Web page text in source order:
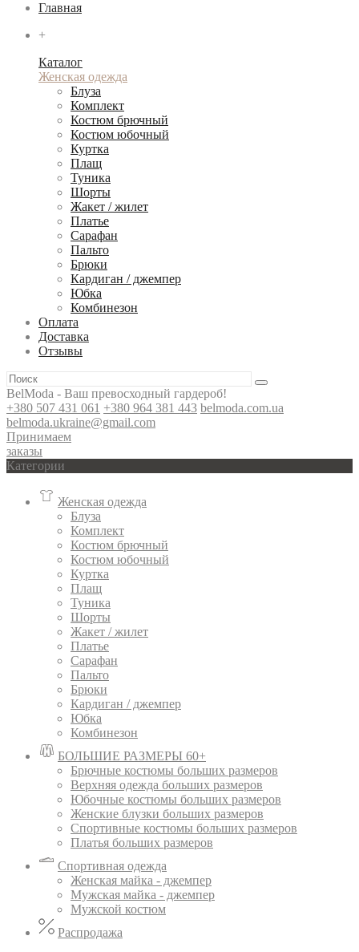
Главная
+
Каталог
Женская одежда
Блуза
Комплект
Костюм брючный
Костюм юбочный
Куртка
Плащ
Туника
Шорты
Жакет / жилет
Платье
Сарафан
Пальто
Брюки
Кардиган / джемпер
Юбка
Комбинезон
Оплата
Доставка
Отзывы
BelModa - Ваш превосходный гардероб!
+380 507 431 061 +380 964 381 443 belmoda.com.ua
belmoda.ukraine@gmail.com
Принимаем
заказы
Категории
Женская одежда
Блуза
Комплект
Костюм брючный
Костюм юбочный
Куртка
Плащ
Туника
Шорты
Жакет / жилет
Платье
Сарафан
Пальто
Брюки
Кардиган / джемпер
Юбка
Комбинезон
БОЛЬШИЕ РАЗМЕРЫ 60+
Брючные костюмы больших размеров
Верхняя одежда больших размеров
Юбочные костюмы больших размеров
Женские блузки больших размеров
Спортивные костюмы больших размеров
Платья больших размеров
Спортивная одежда
Женская майка - джемпер
Мужская майка - джемпер
Мужской костюм
Распродажа